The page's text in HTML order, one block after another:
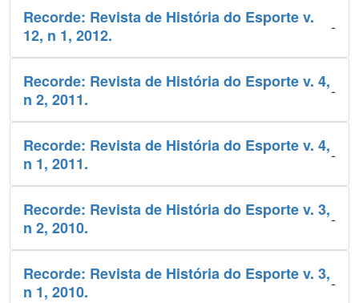
Recorde: Revista de História do Esporte v.
12, n 1, 2012.
-
Recorde: Revista de História do Esporte v. 4,
n 2, 2011.
-
Recorde: Revista de História do Esporte v. 4,
n 1, 2011.
-
Recorde: Revista de História do Esporte v. 3,
n 2, 2010.
-
Recorde: Revista de História do Esporte v. 3,
n 1, 2010.
-